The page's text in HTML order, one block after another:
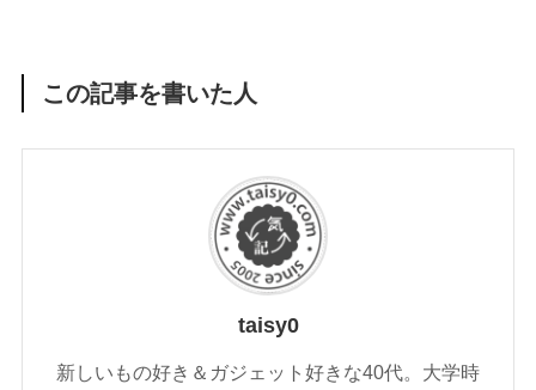
この記事を書いた人
taisy0
新しいもの好き＆ガジェット好きな40代。大学時